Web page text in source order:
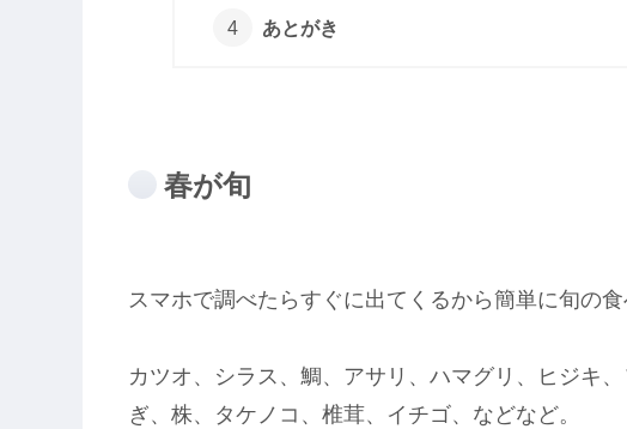
あとがき
春が旬
スマホで調べたらすぐに出てくるから簡単に旬の食
カツオ、シラス、鯛、アサリ、ハマグリ、ヒジキ
ぎ、株、タケノコ、椎茸、イチゴ、などなど。